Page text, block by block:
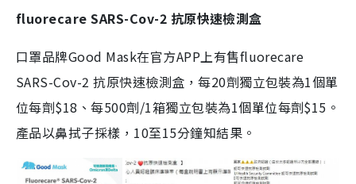
fluorecare SARS-Cov-2 抗原快速檢測盒
口罩品牌Good Mask在官方APP上有售fluorecare
SARS-Cov-2 抗原快速檢測盒，每20劑獨立包裝為1個單
位每劑$18、每500劑/1箱獨立包裝為1個單位每劑$15。
產品以鼻拭子採樣，10至15分鐘知結果。